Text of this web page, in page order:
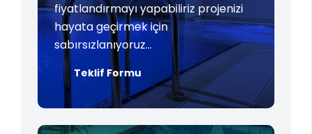
fiyatlandırmayı yapabiliriz projenizi
hayata geçirmek için
sabırsızlanıyoruz…
Teklif Formu